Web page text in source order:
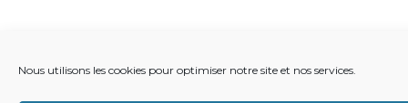
Nous utilisons les cookies pour optimiser notre site et nos services.